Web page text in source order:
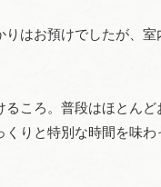
はお預けでしたが、
るころ。普段はほとん
りと特別な時間を味わ